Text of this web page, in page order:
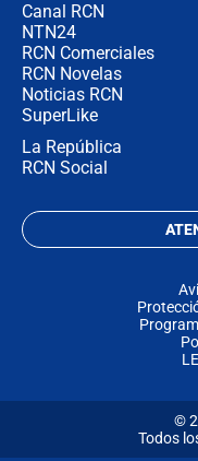
Canal RCN
NTN24
RCN Comerciales
RCN Novelas
Noticias RCN
SuperLike
La República
RCN Social
©
Todos